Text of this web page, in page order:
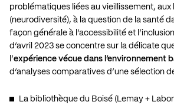
problématiques liées au vieillissement, aux
(neurodiversité), à la question de la santé
façon générale à l’accessibilité et
d’avril 2023 se concentre sur la délicate
l’expérience vécue dans l’environnement
d’analyses comparatives d’une sélection
La bibliothèque du Boisé (Lemay +